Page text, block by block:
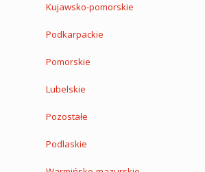
Kujawsko-pomorskie
Podkarpackie
Pomorskie
Lubelskie
Pozostałe
Podlaskie